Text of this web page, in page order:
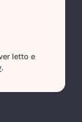
letto e
.